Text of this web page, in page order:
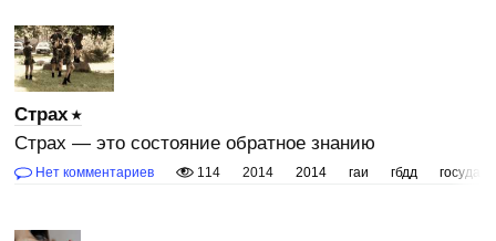
Страх
Страх — это состояние обратное знанию
Нет комментариев 114 2014 2014 гаи гбдд